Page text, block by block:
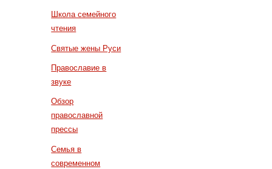
Школа семейного
чтения
Святые жены Руси
Православие в
звуке
Обзор
православной
прессы
Семья в
современном